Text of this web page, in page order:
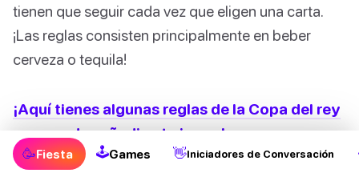
tienen que seguir cada vez que eligen una carta.
¡Las reglas consisten principalmente en beber
cerveza o tequila!
¡Aquí tienes algunas reglas de la Copa del rey
que puedes añadir a tu juego!
🥳Fiesta 🕹Games 👋Iniciadores de Conversación